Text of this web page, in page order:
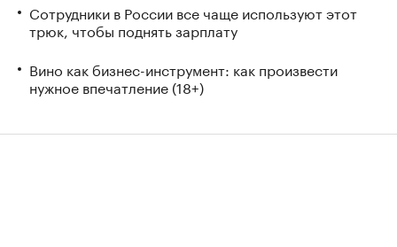
Сотрудники в России все чаще используют этот
трюк, чтобы поднять зарплату
Вино как бизнес-инструмент: как произвести
нужное впечатление (18+)